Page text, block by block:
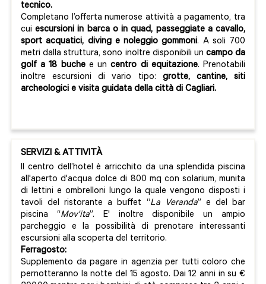
tecnico.
Completano l’offerta numerose attività a pagamento, tra
cuiescursioni in barca o in quad, passeggiate a cavallo,
sport acquatici, diving e noleggio gommoni. A soli 700
metri dalla struttura, sono inoltre disponibili un campo da
golf a 18 buchee uncentro di equitazione. Prenotabili
inoltre escursioni di vario tipo: grotte, cantine, siti
archeologici e visita guidata della città di Cagliari.
SERVIZI & ATTIVITÀ
Il centro dell’hotel è arricchito da una splendida piscina
all'aperto d'acqua dolce di 800 mq con solarium, munita
di lettini e ombrelloni lungo la quale vengono disposti i
tavoli del ristorante a buffet “La Veranda” e del bar
piscina “Mov'ita”. E' inoltre disponibile un ampio
parcheggio e la possibilità di prenotare interessanti
escursioni alla scoperta del territorio.
Ferragosto:
Supplemento da pagare in agenzia per tutti coloro che
pernotteranno la notte del 15 agosto. Dai 12 anni in su €